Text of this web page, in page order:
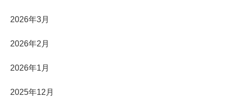
2026年3月
2026年2月
2026年1月
2025年12月